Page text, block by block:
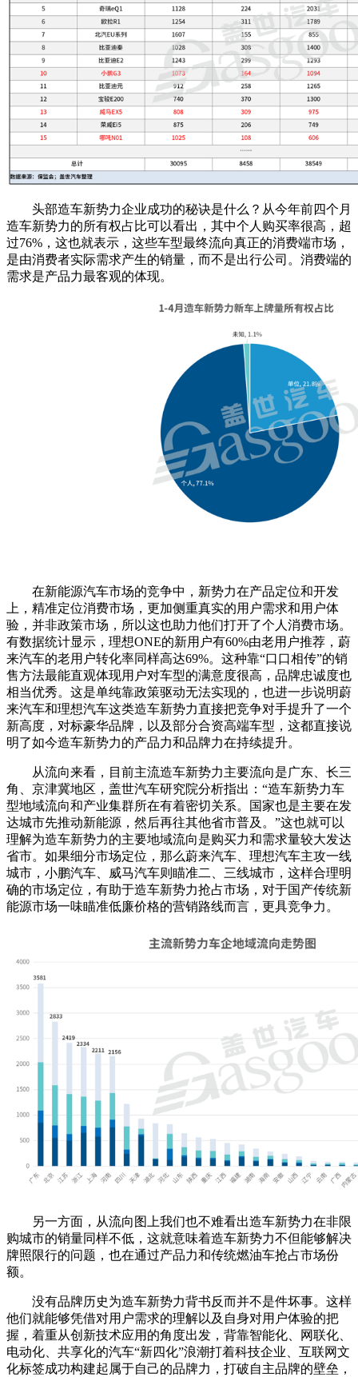
头部造车新势力企业成功的秘诀是什么？从今年前四个月
造车新势力的所有权占比可以看出，其中个人购买率很高，超
过76%，这也就表示，这些车型最终流向真正的消费端市场，
是由消费者实际需求产生的销量，而不是出行公司。消费端的
需求是产品力最客观的体现。
在新能源汽车市场的竞争中，新势力在产品定位和开发
上，精准定位消费市场，更加侧重真实的用户需求和用户体
验，并非政策市场，所以这也助力他们打开了个人消费市场。
有数据统计显示，理想ONE的新用户有60%由老用户推荐，蔚
来汽车的老用户转化率同样高达69%。这种靠“口口相传”的销
售方法最能直观体现用户对车型的满意度很高，品牌忠诚度也
相当优秀。这是单纯靠政策驱动无法实现的，也进一步说明蔚
来汽车和理想汽车这类造车新势力直接把竞争对手提升了一个
新高度，对标豪华品牌，以及部分合资高端车型，这都直接说
明了如今造车新势力的产品力和品牌力在持续提升。
从流向来看，目前主流造车新势力主要流向是广东、长三
角、京津冀地区，盖世汽车研究院分析指出：“造车新势力车
型地域流向和产业集群所在有着密切关系。国家也是主要在发
达城市先推动新能源，然后再往其他省市普及。”这也就可以
理解为造车新势力的主要地域流向是购买力和需求量较大发达
省市。如果细分市场定位，那么蔚来汽车、理想汽车主攻一线
城市，小鹏汽车、威马汽车则瞄准二、三线城市，这样合理明
确的市场定位，有助于造车新势力抢占市场，对于国产传统新
能源市场一味瞄准低廉价格的营销路线而言，更具竞争力。
另一方面，从流向图上我们也不难看出造车新势力在非限
购城市的销量同样不低，这就意味着造车新势力不但能够解决
牌照限行的问题，也在通过产品力和传统燃油车抢占市场份
额。
没有品牌历史为造车新势力背书反而并不是件坏事。这样
他们就能够凭借对用户需求的理解以及自身对用户体验的把
握，着重从创新技术应用的角度出发，背靠智能化、网联化、
电动化、共享化的汽车“新四化”浪潮打着科技企业、互联网文
化标签成功构建起属于自己的品牌力，打破自主品牌的壁垒，